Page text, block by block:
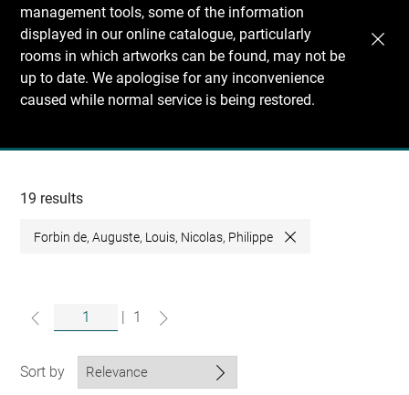
management tools, some of the information
displayed in our online catalogue, particularly
rooms in which artworks can be found, may not be
up to date. We apologise for any inconvenience
caused while normal service is being restored.
Recherche
collections
19 results
Forbin de, Auguste, Louis, Nicolas, Philippe Close
1
Sort by